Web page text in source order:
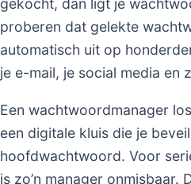
gekocht, dan ligt je
proberen dat gelekte
automatisch uit op
je e-mail, je social media en
Een wachtwoordmanager
een digitale kluis die je
hoofdwachtwoord. Voor
is zo’n manager onmisbaar.